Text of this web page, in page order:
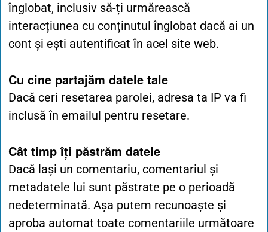
înglobat, inclusiv să-ți urmărească
interacțiunea cu conținutul înglobat dacă ai un
cont și ești autentificat în acel site web.
Cu cine partajăm datele tale
Dacă ceri resetarea parolei, adresa ta IP va fi
inclusă în emailul pentru resetare.
Cât timp îți păstrăm datele
Dacă lași un comentariu, comentariul și
metadatele lui sunt păstrate pe o perioadă
nedeterminată. Așa putem recunoaște și
aproba automat toate comentariile următoare